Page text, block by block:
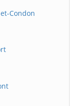
Condon